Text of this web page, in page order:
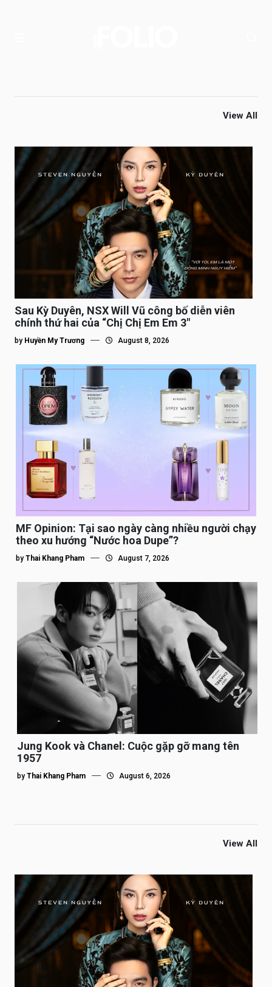
View All
Sau Kỳ Duyên, NSX Will Vũ công bố diễn viên
chính thứ hai của “Chị Chị Em Em 3″
by Huyền My Trương August 8, 2026
MF Opinion: Tại sao ngày càng nhiều người chạy
theo xu hướng “Nước hoa Dupe”?
by Thai Khang Pham August 7, 2026
Jung Kook và Chanel: Cuộc gặp gỡ mang tên
1957
by Thai Khang Pham August 6, 2026
View All